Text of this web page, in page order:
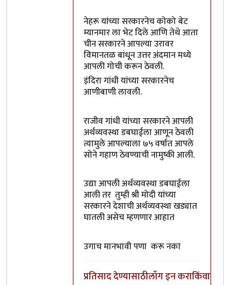
नेहरू यांच्या सरकारनेच कोको बेट
म्यानमार ला भेट दिले आणि तेथे आता
चीन सरकारने आपल्या उरावर
विमानतळ बांधून उत्तर अंदमान मध्ये
आपली गोची करून ठेवली.
इंदिरा गांधी यांच्या सरकारनेच
आणीबाणी लावली.
राजीव गांधी यांच्या सरकारने आपली
अर्थव्यवस्था डबघाईला आणून ठेवली
त्यामुले आपल्याला ७५ वर्षात आपले
सोने गहाण ठेवण्याची नामुष्की आली.
उद्या आपली अर्थव्यवस्था डबघाईला
आली तर तुम्ही श्री मोदी यांच्या
सरकारने देशाची अर्थव्यवस्था खड्यात
घातली असेच म्हणणार आहात
उगाच मानभावी पणा करू नका
प्रतिसाद देण्यासाठीलॉग इन कराकिंवा